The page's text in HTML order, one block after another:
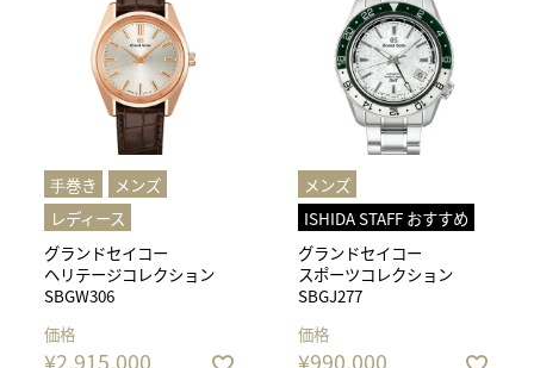
⼿巻き
メンズ
レディース
グランドセイコー
ヘリテージコレクション
SBGW306
価格
¥2,915,000
メンズ
ISHIDA STAFF おすすめ
グランドセイコー
スポーツコレクション
SBGJ277
価格
¥990,000